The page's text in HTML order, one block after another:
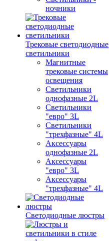
ночники
Трековые светодиодные
светильники
Магнитные
трековые системы
освещения
Светильники
однофазные 2L
Светильники
"евро" 3L
Светильники
"трехфазные" 4L
Аксессуары
однофазные 2L
Аксессуары
"евро" 3L
Аксессуары
"трехфазные" 4L
Светодиодные люстры